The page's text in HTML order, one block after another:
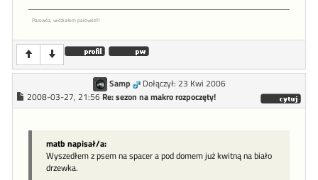
Parowóz, widziałem parowóz!!!
Samp
Dołączył: 23 Kwi 2006
2008-03-27, 21:56 Re: sezon na makro rozpoczęty!
matb napisał/a:
Wyszedłem z psem na spacer a pod domem już kwitną na biało
drzewka.